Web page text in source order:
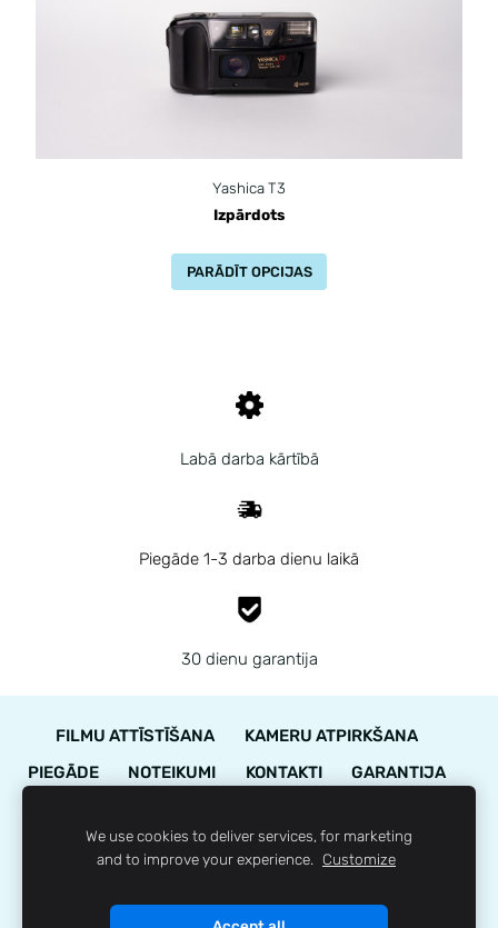
Labā darba kārtībā
Piegāde 1-3 darba dienu laikā
30 dienu garantija
Yashica T3
Izpārdots
PARĀDĪT OPCIJAS
FILMU ATTĪSTĪŠANA
KAMERU ATPIRKŠANA
PIEGĀDE
NOTEIKUMI KONTAKTI
GARANTIJA
LOJALITĀTES PROGRAMMA
SĪKDATNES
© 35mm.lv
We use cookies to deliver services, for marketing
and to improve your experience. Customize